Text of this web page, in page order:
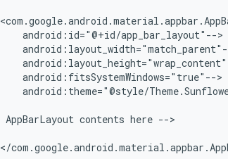
android:id="@+id/app_bar_layout"-->
android:fitsSystemWindows="true"-->
android:theme="@style/
AppBarLayout contents here -->
</